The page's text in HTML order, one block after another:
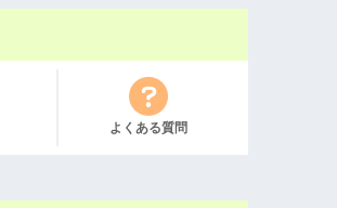
よくある質問